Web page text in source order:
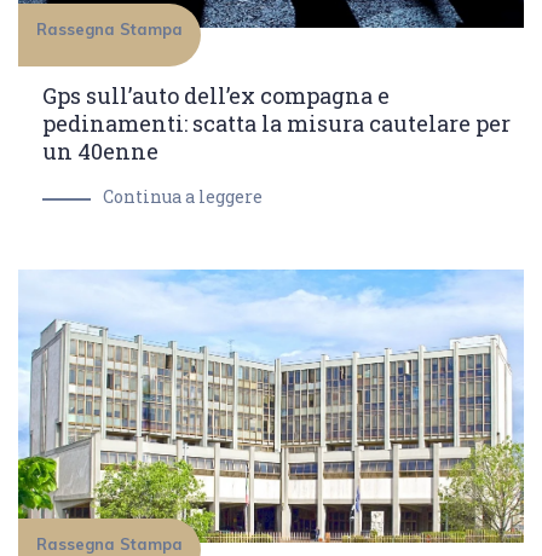
Rassegna Stampa
Gps sull’auto dell’ex compagna e
pedinamenti: scatta la misura cautelare per
un 40enne
Continua a leggere
Rassegna Stampa